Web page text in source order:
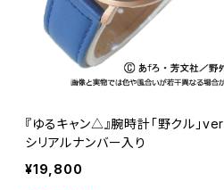
『ゆるキャン△』腕時計「野クル」
シリアルナンバー入り
¥19,800